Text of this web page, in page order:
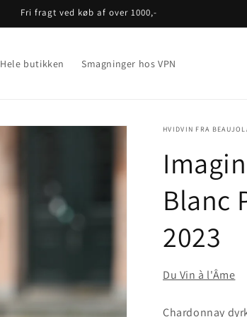
Fri fragt ved køb af over 1000,-
Hele butikken Smagninger hos VPN
HVIDVIN FRA
Blanc
2023
Du Vin à l'Âme
Chardonnay